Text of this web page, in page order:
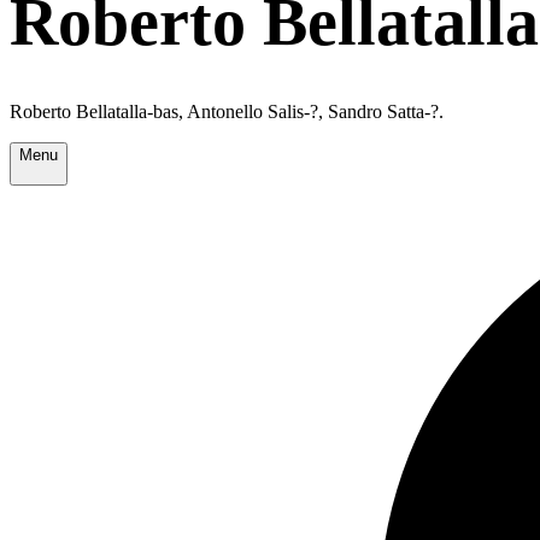
Roberto
Roberto Bellatalla-bas, Antonello Salis-?, Sandro Satta-?.
Menu